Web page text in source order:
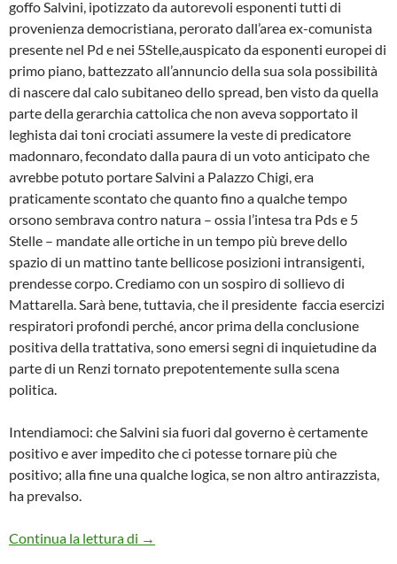
goffo Salvini, ipotizzato da autorevoli esponenti tutti di
provenienza democristiana, perorato dall’area ex-comunista
presente nel Pd e nei 5Stelle,auspicato da esponenti europei di
primo piano, battezzato all’annuncio della sua sola possibilità
di nascere dal calo subitaneo dello spread, ben visto da quella
parte della gerarchia cattolica che non aveva sopportato il
leghista dai toni crociati assumere la veste di predicatore
madonnaro, fecondato dalla paura di un voto anticipato che
avrebbe potuto portare Salvini a Palazzo Chigi, era
praticamente scontato che quanto fino a qualche tempo
orsono sembrava contro natura – ossia l’intesa tra Pds e 5
Stelle – mandate alle ortiche in un tempo più breve dello
spazio di un mattino tante bellicose posizioni intransigenti,
prendesse corpo. Crediamo con un sospiro di sollievo di
Mattarella. Sarà bene, tuttavia, che il presidente faccia esercizi
respiratori profondi perché, ancor prima della conclusione
positiva della trattativa, sono emersi segni di inquietudine da
parte di un Renzi tornato prepotentemente sulla scena
politica.
Intendiamoci: che Salvini sia fuori dal governo è certamente
positivo e aver impedito che ci potesse tornare più che
positivo; alla fine una qualche logica, se non altro antirazzista,
ha prevalso.
Continua la lettura di DI NECESSITÀ VIRTÙ, INTANTO
→